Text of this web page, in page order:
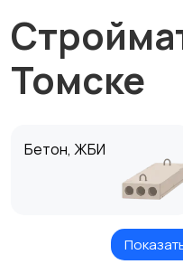
Томске
Бетон, ЖБИ